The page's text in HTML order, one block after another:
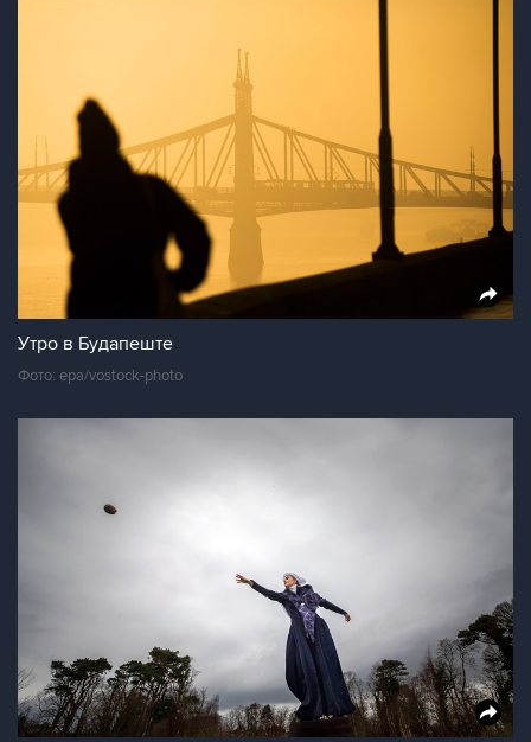
Утро в Будапеште
Фото: epa/vostock-photo